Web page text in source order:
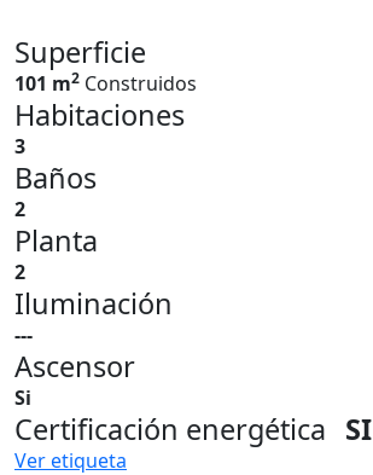
Superficie
101 m2 Construidos
Habitaciones
3
Baños
2
Planta
2
Iluminación
---
Ascensor
Si
Certificación energética SI
Ver etiqueta